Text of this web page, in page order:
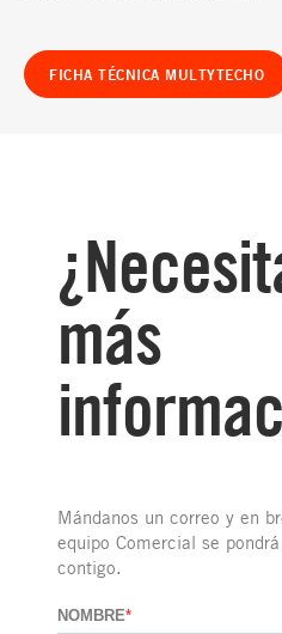
FICHA TÉCNICA MULTYTECHO
más
Mándanos un correo y en
equipo Comercial se
contigo.